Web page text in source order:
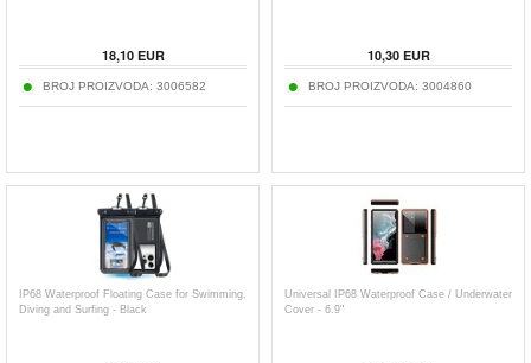
18,10EUR
BROJ PROIZVODA: 3006582
10,30EUR
BROJ PROIZVODA: 3004860
IP68 Waterproof Floating Case for Swimming,
Diving and Surfing - Black
Universal IP68 Waterproof Case / Underwater
Cover - 6.9"